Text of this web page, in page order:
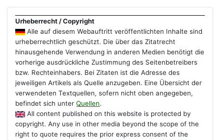
Urheberrecht / Copyright
Alle auf diesem Webauftritt veröffentlichten Inhalte sind
urheberrechtlich geschützt. Die über das Zitatrecht
hinausgehende Verwendung in anderen Medien benötigt die
vorherige ausdrückliche Zustimmung des Seitenbetreibers
bzw. Rechteinhabers. Bei Zitaten ist die Adresse des
jeweiligen Artikels als Quelle anzugeben. Eine Übersicht der
verwendeten Textquellen, sofern nicht oben angegeben,
befindet sich unterQuellen.
All content published on this website is protected by
copyright. Any use in other media beyond the scope of the
right to quote requires the prior express consent of the